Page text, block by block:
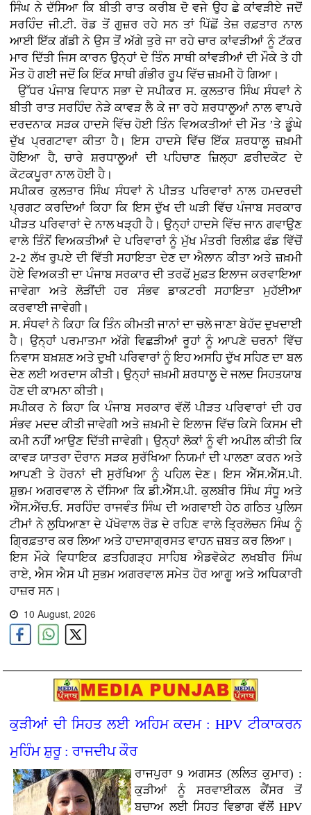
ਸਿੰਘ ਨੇ ਦੱਸਿਆ ਕਿ ਬੀਤੀ ਰਾਤ ਕਰੀਬ ਦੋ ਵਜੇ ਉਹ ਛੇ ਕਾਂਵੜੀਏ ਜਦੋਂ
ਸਰਹਿੰਦ ਜੀ.ਟੀ. ਰੋਡ ਤੋਂ ਗੁਜ਼ਰ ਰਹੇ ਸਨ ਤਾਂ ਪਿੱਛੋਂ ਤੇਜ਼ ਰਫ਼ਤਾਰ ਨਾਲ
ਆਈ ਇੱਕ ਗੱਡੀ ਨੇ ਉਸ ਤੋਂ ਅੱਗੇ ਤੁਰੇ ਜਾ ਰਹੇ ਚਾਰ ਕਾਂਵੜੀਆਂ ਨੂੰ ਟੱਕਰ
ਮਾਰ ਦਿੱਤੀ ਜਿਸ ਕਾਰਨ ਉਨ੍ਹਾਂ ਦੇ ਤਿੰਨ ਸਾਥੀ ਕਾਂਵੜੀਆਂ ਦੀ ਮੌਕੇ ਤੇ ਹੀ
ਮੌਤ ਹੋ ਗਈ ਜਦੋਂ ਕਿ ਇੱਕ ਸਾਥੀ ਗੰਭੀਰ ਰੂਪ ਵਿੱਚ ਜ਼ਖ਼ਮੀ ਹੋ ਗਿਆ।
ਉੱਧਰ ਪੰਜਾਬ ਵਿਧਾਨ ਸਭਾ ਦੇ ਸਪੀਕਰ ਸ. ਕੁਲਤਾਰ ਸਿੰਘ ਸੰਧਵਾਂ ਨੇ
ਬੀਤੀ ਰਾਤ ਸਰਹਿੰਦ ਨੇੜੇ ਕਾਵੜ ਲੈ ਕੇ ਜਾ ਰਹੇ ਸ਼ਰਧਾਲੂਆਂ ਨਾਲ ਵਾਪਰੇ
ਦਰਦਨਾਕ ਸੜਕ ਹਾਦਸੇ ਵਿੱਚ ਹੋਈ ਤਿੰਨ ਵਿਅਕਤੀਆਂ ਦੀ ਮੌਤ ’ਤੇ ਡੂੰਘੇ
ਦੁੱਖ ਪ੍ਰਗਟਾਵਾ ਕੀਤਾ ਹੈ। ਇਸ ਹਾਦਸੇ ਵਿੱਚ ਇੱਕ ਸ਼ਰਧਾਲੂ ਜ਼ਖ਼ਮੀ
ਹੋਇਆ ਹੈ, ਚਾਰੇ ਸ਼ਰਧਾਲੂਆਂ ਦੀ ਪਹਿਚਾਣ ਜ਼ਿਲ੍ਹਾ ਫ਼ਰੀਦਕੋਟ ਦੇ
ਕੋਟਕਪੂਰਾ ਨਾਲ ਹੋਈ ਹੈ।
ਸਪੀਕਰ ਕੁਲਤਾਰ ਸਿੰਘ ਸੰਧਵਾਂ ਨੇ ਪੀੜਤ ਪਰਿਵਾਰਾਂ ਨਾਲ ਹਮਦਰਦੀ
ਪ੍ਰਗਟ ਕਰਦਿਆਂ ਕਿਹਾ ਕਿ ਇਸ ਦੁੱਖ ਦੀ ਘੜੀ ਵਿੱਚ ਪੰਜਾਬ ਸਰਕਾਰ
ਪੀੜਤ ਪਰਿਵਾਰਾਂ ਦੇ ਨਾਲ ਖੜ੍ਹੀ ਹੈ। ਉਨ੍ਹਾਂ ਹਾਦਸੇ ਵਿੱਚ ਜਾਨ ਗਵਾਉਣ
ਵਾਲੇ ਤਿੰਨੋਂ ਵਿਅਕਤੀਆਂ ਦੇ ਪਰਿਵਾਰਾਂ ਨੂੰ ਮੁੱਖ ਮੰਤਰੀ ਰਿਲੀਫ਼ ਫੰਡ ਵਿੱਚੋਂ
2-2 ਲੱਖ ਰੁਪਏ ਦੀ ਵਿੱਤੀ ਸਹਾਇਤਾ ਦੇਣ ਦਾ ਐਲਾਨ ਕੀਤਾ ਅਤੇ ਜ਼ਖ਼ਮੀ
ਹੋਏ ਵਿਅਕਤੀ ਦਾ ਪੰਜਾਬ ਸਰਕਾਰ ਦੀ ਤਰਫੋਂ ਮੁਫ਼ਤ ਇਲਾਜ ਕਰਵਾਇਆ
ਜਾਵੇਗਾ ਅਤੇ ਲੋੜੀਂਦੀ ਹਰ ਸੰਭਵ ਡਾਕਟਰੀ ਸਹਾਇਤਾ ਮੁਹੱਈਆ
ਕਰਵਾਈ ਜਾਵੇਗੀ।
ਸ. ਸੰਧਵਾਂ ਨੇ ਕਿਹਾ ਕਿ ਤਿੰਨ ਕੀਮਤੀ ਜਾਨਾਂ ਦਾ ਚਲੇ ਜਾਣਾ ਬੇਹੱਦ ਦੁਖਦਾਈ
ਹੈ। ਉਨ੍ਹਾਂ ਪਰਮਾਤਮਾ ਅੱਗੇ ਵਿਛੜੀਆਂ ਰੂਹਾਂ ਨੂੰ ਆਪਣੇ ਚਰਨਾਂ ਵਿੱਚ
ਨਿਵਾਸ ਬਖ਼ਸ਼ਣ ਅਤੇ ਦੁਖੀ ਪਰਿਵਾਰਾਂ ਨੂੰ ਇਹ ਅਸਹਿ ਦੁੱਖ ਸਹਿਣ ਦਾ ਬਲ
ਦੇਣ ਲਈ ਅਰਦਾਸ ਕੀਤੀ। ਉਨ੍ਹਾਂ ਜ਼ਖ਼ਮੀ ਸ਼ਰਧਾਲੂ ਦੇ ਜਲਦ ਸਿਹਤਯਾਬ
ਹੋਣ ਦੀ ਕਾਮਨਾ ਕੀਤੀ।
ਸਪੀਕਰ ਨੇ ਕਿਹਾ ਕਿ ਪੰਜਾਬ ਸਰਕਾਰ ਵੱਲੋਂ ਪੀੜਤ ਪਰਿਵਾਰਾਂ ਦੀ ਹਰ
ਸੰਭਵ ਮਦਦ ਕੀਤੀ ਜਾਵੇਗੀ ਅਤੇ ਜ਼ਖ਼ਮੀ ਦੇ ਇਲਾਜ ਵਿੱਚ ਕਿਸੇ ਕਿਸਮ ਦੀ
ਕਮੀ ਨਹੀਂ ਆਉਣ ਦਿੱਤੀ ਜਾਵੇਗੀ। ਉਨ੍ਹਾਂ ਲੋਕਾਂ ਨੂੰ ਵੀ ਅਪੀਲ ਕੀਤੀ ਕਿ
ਕਾਵੜ ਯਾਤਰਾ ਦੌਰਾਨ ਸੜਕ ਸੁਰੱਖਿਆ ਨਿਯਮਾਂ ਦੀ ਪਾਲਣਾ ਕਰਨ ਅਤੇ
ਆਪਣੀ ਤੇ ਹੋਰਨਾਂ ਦੀ ਸੁਰੱਖਿਆ ਨੂੰ ਪਹਿਲ ਦੇਣ। ਇਸ ਐੱਸ.ਐੱਸ.ਪੀ.
ਸ਼ੁਭਮ ਅਗਰਵਾਲ ਨੇ ਦੱਸਿਆ ਕਿ ਡੀ.ਐੱਸ.ਪੀ. ਕੁਲਬੀਰ ਸਿੰਘ ਸੰਧੂ ਅਤੇ
ਐੱਸ.ਐੱਚ.ਓ. ਸਰਹਿੰਦ ਰਾਜਵੰਤ ਸਿੰਘ ਦੀ ਅਗਵਾਈ ਹੇਠ ਗਠਿਤ ਪੁਲਿਸ
ਟੀਮਾਂ ਨੇ ਲੁਧਿਆਣਾ ਦੇ ਪੱਖੋਵਾਲ ਰੋਡ ਦੇ ਰਹਿਣ ਵਾਲੇ ਤ੍ਰਿਲੋਚਨ ਸਿੰਘ ਨੂੰ
ਗ੍ਰਿਫ਼ਤਾਰ ਕਰ ਲਿਆ ਅਤੇ ਹਾਦਸਾਗ੍ਰਸਤ ਵਾਹਨ ਜ਼ਬਤ ਕਰ ਲਿਆ।
ਇਸ ਮੌਕੇ ਵਿਧਾਇਕ ਫ਼ਤਹਿਗੜ੍ਹ ਸਾਹਿਬ ਐਡਵੋਕੇਟ ਲਖਬੀਰ ਸਿੰਘ
ਰਾਏ, ਐਸ ਐਸ ਪੀ ਸੁਭਮ ਅਗਰਵਾਲ ਸਮੇਤ ਹੋਰ ਆਗੂ ਅਤੇ ਅਧਿਕਾਰੀ
ਹਾਜ਼ਰ ਸਨ।
10 August, 2026
ਕੁੜੀਆਂ ਦੀ ਸਿਹਤ ਲਈ ਅਹਿਮ ਕਦਮ : HPV ਟੀਕਾਕਰਨ
ਮੁਹਿੰਮ ਸ਼ੁਰੂ : ਰਾਜਦੀਪ ਕੌਰ
ਰਾਜਪੁਰਾ 9 ਅਗਸਤ (ਲਲਿਤ ਕੁਮਾਰ) :
ਕੁੜੀਆਂ ਨੂੰ ਸਰਵਾਈਕਲ ਕੈਂਸਰ ਤੋਂ
ਬਚਾਅ ਲਈ ਸਿਹਤ ਵਿਭਾਗ ਵੱਲੋਂ HPV